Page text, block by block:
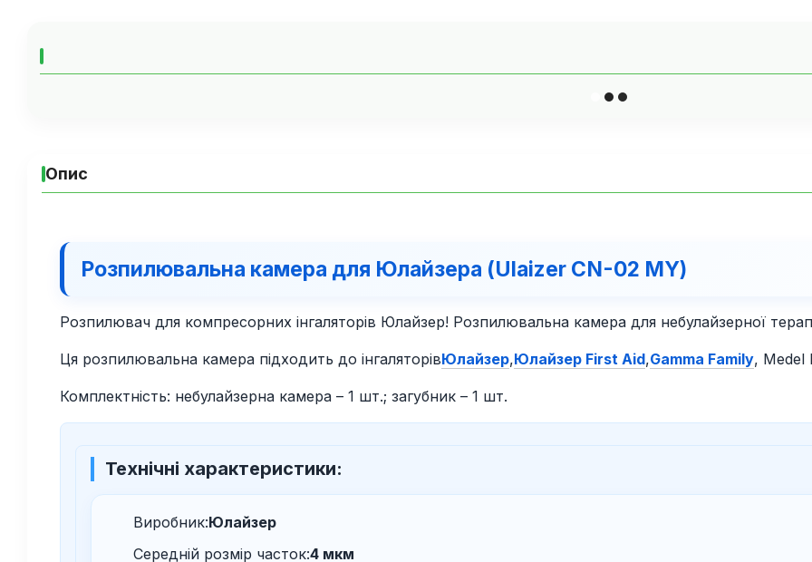
Опис
Розпилювальна камера для Юлайзера (Ulaizer CN-02 MY)
Розпилювач для компресорних інгаляторів Юлайзер! Розпилювальна камера для небулайзерної
Ця розпилювальна камера підходить до інгаляторівЮлайзер,Юлайзер First Aid,Gamma Family, Medel
Комплектність: небулайзерна камера – 1 шт.; загубник – 1 шт.
Технічні характеристики:
Виробник:Юлайзер
Середній розмір часток:4 мкм